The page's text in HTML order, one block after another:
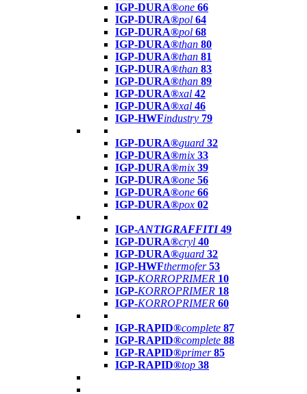
IGP-DURA®one 66
IGP-DURA®pol 64
IGP-DURA®pol 68
IGP-DURA®than 80
IGP-DURA®than 81
IGP-DURA®than 83
IGP-DURA®than 89
IGP-DURA®xal 42
IGP-DURA®xal 46
IGP-HWFindustry 79
IGP-DURA®guard 32
IGP-DURA®mix 33
IGP-DURA®mix 39
IGP-DURA®one 56
IGP-DURA®one 66
IGP-DURA®pox 02
IGP-ANTIGRAFFITI49
IGP-DURA®cryl 40
IGP-DURA®guard 32
IGP-HWFthermofer 53
IGP-KORROPRIMER 10
IGP-KORROPRIMER 18
IGP-KORROPRIMER 60
IGP-RAPID®complete 87
IGP-RAPID®complete 88
IGP-RAPID®primer 85
IGP-RAPID®top 38